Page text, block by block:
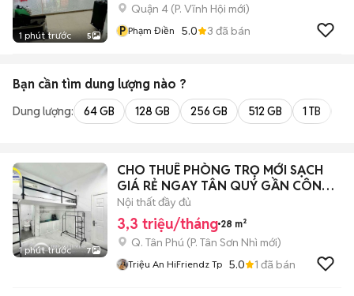
1 phút trước 5
Quận 4 (P. Vĩnh Hội mới)
P Phạm Điền 5.0 3 đã bán
Bạn cần tìm dung lượng nào ?
Dung lượng: 64 GB 128 GB 256 GB 512 GB 1 TB
1 phút trước 7
CHO THUÊ PHÒNG TRỌ MỚI SẠCH
GIÁ RẺ NGAY TÂN QUÝ GẦN CÔNG
THƯƠNG
Nội thất đầy đủ
3,3 triệu/tháng 28 m²
Q. Tân Phú (P. Tân Sơn Nhì mới)
Triệu An HiFriendz Tp 5.0 1 đã bán